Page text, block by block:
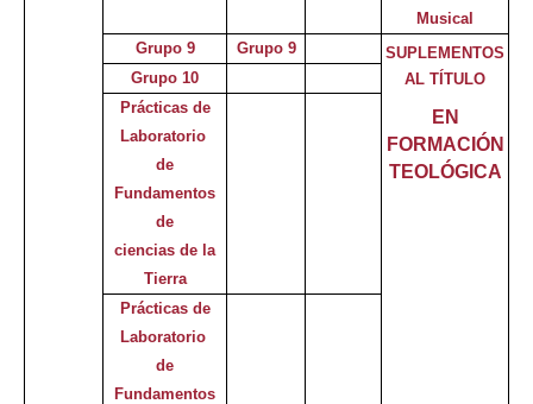
Musical
Grupo 9
Grupo 9
SUPLEMENTOS
AL TÍTULO
EN
FORMACIÓN
TEOLÓGICA
Grupo 10
Prácticas de
Laboratorio
de
Fundamentos
de
ciencias de la
Tierra
Prácticas de
Laboratorio
de
Fundamentos